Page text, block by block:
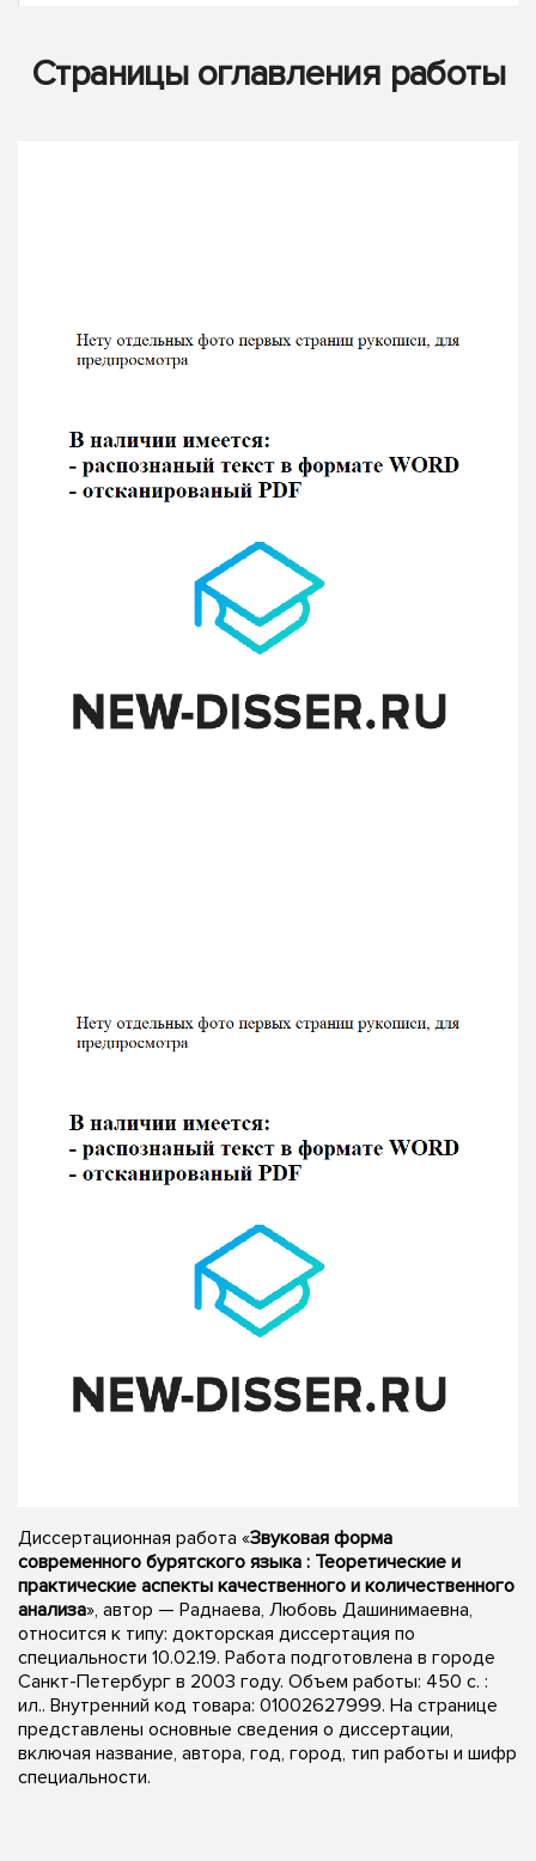
Страницы оглавления работы
Диссертационная работа «Звуковая форма
современного бурятского языка : Теоретические и
практические аспекты качественного и количественного
анализа», автор — Раднаева, Любовь Дашинимаевна,
относится к типу: докторская диссертация по
специальности 10.02.19. Работа подготовлена в городе
Санкт-Петербург в 2003 году. Объем работы: 450 с. :
ил.. Внутренний код товара: 01002627999. На странице
представлены основные сведения о диссертации,
включая название, автора, год, город, тип работы и шифр
специальности.